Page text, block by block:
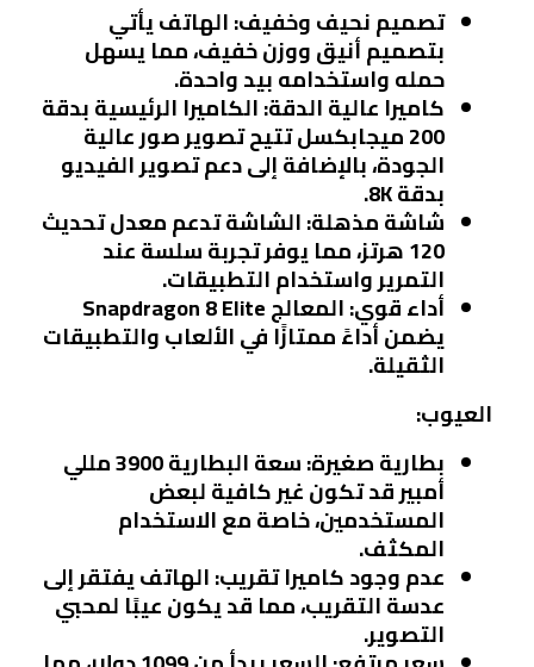
تصميم نحيف وخفيف:الهاتف يأتي
بتصميم أنيق ووزن خفيف، مما يسهل
حمله واستخدامه بيد واحدة.
كاميرا عالية الدقة:الكاميرا الرئيسية بدقة
200 ميجابكسل تتيح تصوير صور عالية
الجودة، بالإضافة إلى دعم تصوير الفيديو
بدقة 8K.
شاشة مذهلة:الشاشة تدعم معدل تحديث
120 هرتز، مما يوفر تجربة سلسة عند
التمرير واستخدام التطبيقات.
أداء قوي: المعالج Snapdragon 8 Elite
يضمن أداءً ممتازًا في الألعاب والتطبيقات
الثقيلة.
العيوب:
بطارية صغيرة:
سعة البطارية 3900 مللي
أمبير قد تكون غير كافية لبعض
المستخدمين، خاصة مع الاستخدام
المكثف.
عدم وجود كاميرا تقريب:الهاتف يفتقر إلى
عدسة التقريب، مما قد يكون عيبًا لمحبي
التصوير.